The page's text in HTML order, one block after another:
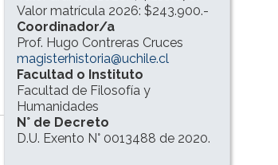
Valor matrícula 2026: $243.900.-
Coordinador/a
Prof. Hugo Contreras Cruces
magisterhistoria@uchile.cl
Facultad o Instituto
Facultad de Filosofía y
Humanidades
N° de Decreto
D.U. Exento N° 0013488 de 2020.